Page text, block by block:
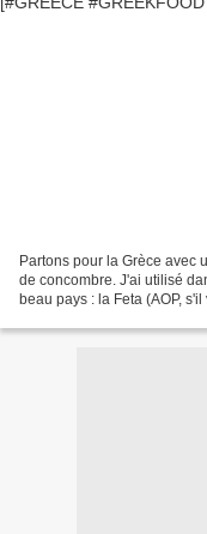
Partons pour la Grèce avec
de concombre. J'ai utilisé
beau pays : la Feta (AOP,